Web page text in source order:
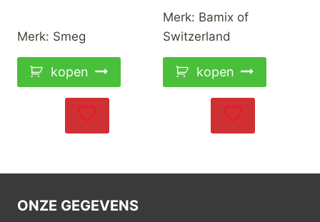
Merk: Smeg
kopen
Merk: Bamix of
Switzerland
kopen
ONZE GEGEVENS